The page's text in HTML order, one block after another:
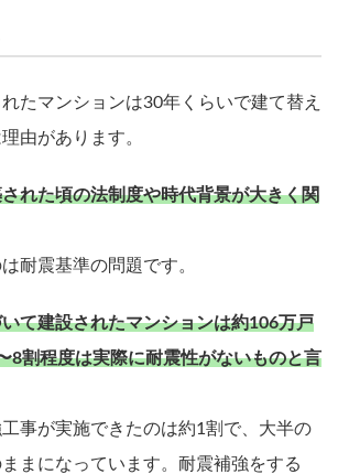
たマンションは30年くらいで建て替え
由があります。
れた頃の法制度や時代背景が大きく関
耐震基準の問題です。
て建設されたマンションは約106万戸
8割程度は実際に耐震性がないものと言
事が実施できたのは約1割で、大半の
まになっています。耐震補強をする